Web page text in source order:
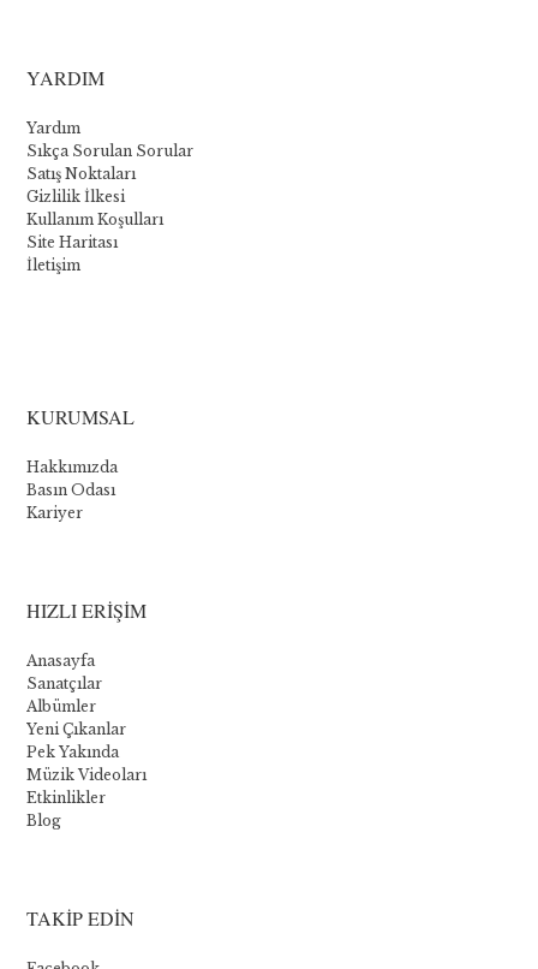
YARDIM
Yardım
Sıkça Sorulan Sorular
Satış Noktaları
Gizlilik İlkesi
Kullanım Koşulları
Site Haritası
İletişim
:
Les
meilleurs
jeux
Bien
que
Novomatic
propose
quelques
jeux
principale
KURUMSAL
Hakkımızda
Basın Odası
Kariyer
HIZLI ERİŞİM
Anasayfa
Sanatçılar
Albümler
Yeni Çıkanlar
Pek Yakında
Müzik Videoları
Etkinlikler
Blog
TAKİP EDİN